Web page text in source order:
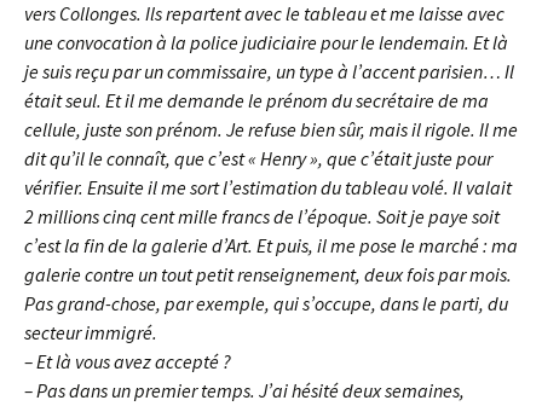
vers Collonges. Ils repartent avec le tableau et me laisse avec
une convocation à la police judiciaire pour le lendemain. Et là
je suis reçu par un commissaire, un type à l’accent parisien… Il
était seul. Et il me demande le prénom du secrétaire de ma
cellule, juste son prénom. Je refuse bien sûr, mais il rigole. Il me
dit qu’il le connaît, que c’est « Henry », que c’était juste pour
vérifier. Ensuite il me sort l’estimation du tableau volé. Il valait
2 millions cinq cent mille francs de l’époque. Soit je paye soit
c’est la fin de la galerie d’Art. Et puis, il me pose le marché : ma
galerie contre un tout petit renseignement, deux fois par mois.
Pas grand-chose, par exemple, qui s’occupe, dans le parti, du
secteur immigré.
– Et là vous avez accepté ?
– Pas dans un premier temps. J’ai hésité deux semaines,